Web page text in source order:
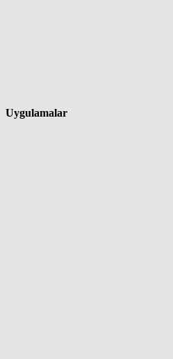
Uygulamalar